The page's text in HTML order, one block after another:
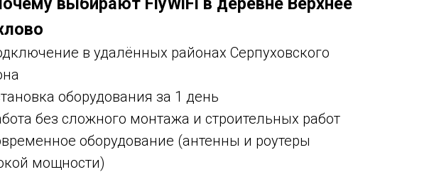
в удалённых районах Серпуховского
оборудования за 1 день
без сложного монтажа и строительных работ
оборудование (антенны и роутеры
мощности)